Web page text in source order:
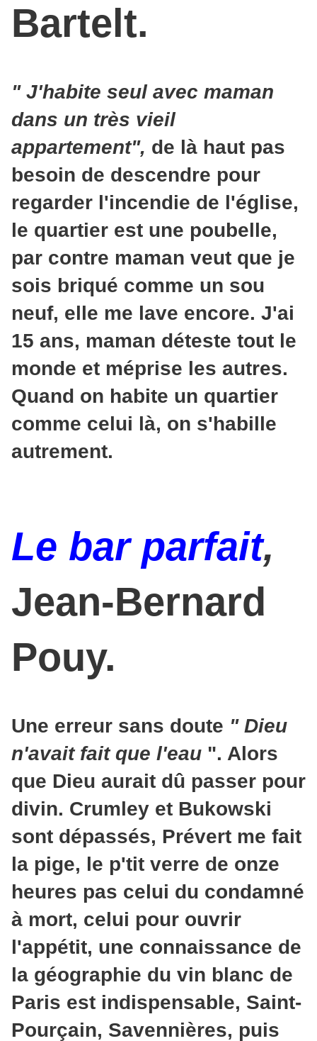
Bartelt.
" J'habite seul avec maman
dans un très vieil
appartement", de là haut pas
besoin de descendre pour
regarder l'incendie de l'église,
le quartier est une poubelle,
par contre maman veut que je
sois briqué comme un sou
neuf, elle me lave encore. J'ai
15 ans, maman déteste tout le
monde et méprise les autres.
Quand on habite un quartier
comme celui là, on s'habille
autrement.
Le bar parfait,
Jean-Bernard
Pouy.
Une erreur sans doute " Dieu
n'avait fait que l'eau ". Alors
que Dieu aurait dû passer pour
divin. Crumley et Bukowski
sont dépassés, Prévert me fait
la pige, le p'tit verre de onze
heures pas celui du condamné
à mort, celui pour ouvrir
l'appétit, une connaissance de
la géographie du vin blanc de
Paris est indispensable, Saint-
Pourçain, Savennières, puis